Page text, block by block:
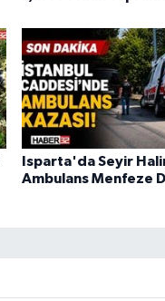
Isparta'da Seyir
Ambulans Menfeze